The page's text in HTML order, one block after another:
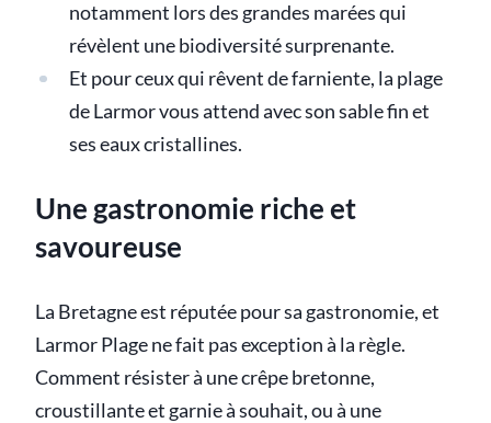
notamment lors des grandes marées qui
révèlent une biodiversité surprenante.
Et pour ceux qui rêvent de farniente, la plage
de Larmor vous attend avec son sable fin et
ses eaux cristallines.
Une gastronomie riche et
savoureuse
La Bretagne est réputée pour sa gastronomie, et
Larmor Plage ne fait pas exception à la règle.
Comment résister à une crêpe bretonne,
croustillante et garnie à souhait, ou à une